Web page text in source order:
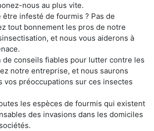
nous au plus vite.
infesté de fourmis ? Pas de
tout bonnement les pros de notre
et nous vous aiderons à
de conseils fiables pour lutter contre les
notre entreprise, et nous saurons
vos préoccupations sur ces insectes
les espèces de fourmis qui existent
des invasions dans les domiciles